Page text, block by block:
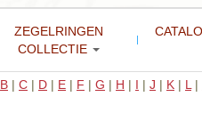
ZEGELRINGEN
COLLECTIE
B | C | D | E | F | G | H | I | J | K | L |